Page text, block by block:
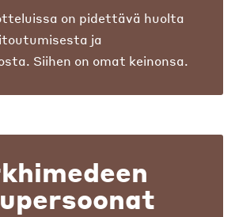
on pidettävä huolta
ja
Siihen on omat keinonsa.